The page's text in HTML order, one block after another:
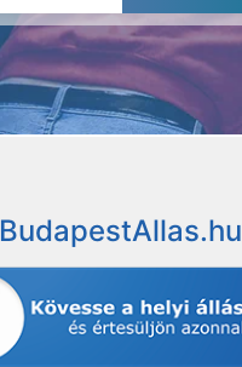
BudapestAllas.hu